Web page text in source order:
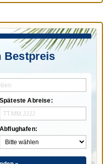
Bestpreis
Späteste Abreise:
Abflughafen: